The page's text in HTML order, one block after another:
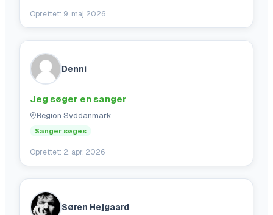
Oprettet: 9. maj 2026
Denni
Jeg søger en sanger
Region Syddanmark
Sanger søges
Oprettet: 2. apr. 2026
Søren Hejgaard